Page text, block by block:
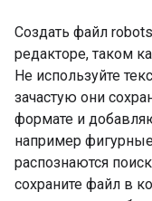
Создать файл
редакторе, таком
Не используйте
зачастую они
формате и
например
распознаются
сохраните файл в